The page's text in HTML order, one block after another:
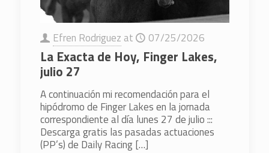
Efren Rodriguez at 07/25/2026
La Exacta de Hoy, Finger Lakes,
julio 27
A continuación mi recomendación para el
hipódromo de Finger Lakes en la jornada
correspondiente al día lunes 27 de julio :::
Descarga gratis las pasadas actuaciones
(PP’s) de Daily Racing[…]